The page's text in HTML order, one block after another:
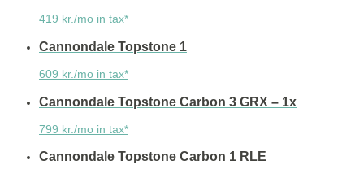
419 kr./mo in tax*
Cannondale Topstone 1
609 kr./mo in tax*
Cannondale Topstone Carbon 3 GRX – 1x
799 kr./mo in tax*
Cannondale Topstone Carbon 1 RLE